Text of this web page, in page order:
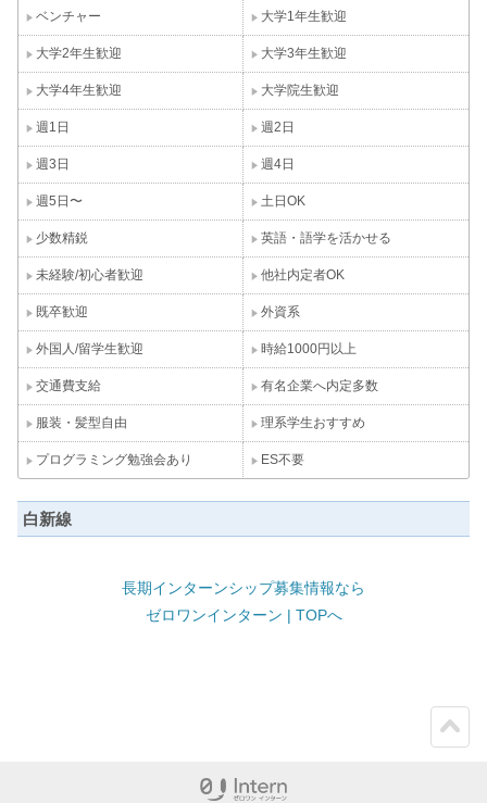
ベンチャー 大学1年生歓迎
大学2年生歓迎 大学3年生歓迎
大学4年生歓迎 大学院生歓迎
週1日 週2日
週3日 週4日
週5日〜 土日OK
少数精鋭 英語・語学を活かせる
未経験/初心者歓迎 他社内定者OK
既卒歓迎 外資系
外国人/留学生歓迎 時給1000円以上
交通費支給 有名企業へ内定多数
服装・髪型自由 理系学生おすすめ
プログラミング勉強会あり ES不要
白新線
長期インターンシップ募集情報なら
ゼロワンインターン | TOPへ